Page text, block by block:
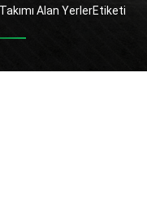
Alan YerlerEtiketi